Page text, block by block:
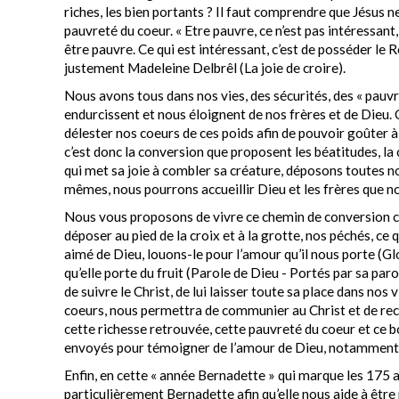
riches, les bien portants ? Il faut comprendre que Jésus
pauvreté du coeur. « Etre pauvre, ce n’est pas
être pauvre. Ce qui est intéressant, c’est de posséder le
justement Madeleine Delbrêl (La joie de croire).
Nous avons tous dans nos vies, des sécurités, des «
endurcissent et nous éloignent de nos frères et de Dieu.
délester nos coeurs de ces poids afin de pouvoir goûter
c’est donc la conversion que proposent les béatitudes,
qui met sa joie à combler sa créature, déposons toutes
mêmes, nous pourrons accueillir Dieu et les frères que
Nous vous proposons de vivre ce chemin de conversion
déposer au pied de la croix et à la grotte, nos péchés,
aimé de Dieu, louons-le pour l’amour qu’il nous porte
qu’elle porte du fruit (Parole de Dieu - Portés par sa
de suivre le Christ, de lui laisser toute sa place dans
coeurs, nous permettra de communier au Christ et de
cette richesse retrouvée, cette pauvreté du coeur et ce
envoyés pour témoigner de l’amour de Dieu,
Enfin, en cette « année Bernadette » qui marque les 175
particulièrement Bernadette afin qu’elle nous aide à